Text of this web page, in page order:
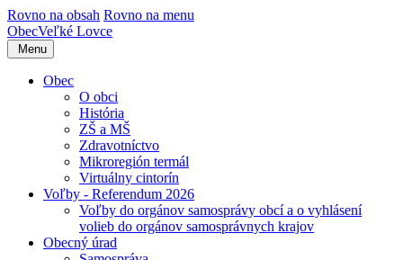
Rovno na obsah Rovno na menu
ObecVeľké Lovce
Menu
Obec
O obci
História
ZŠ a MŠ
Zdravotníctvo
Mikroregión termál
Virtuálny cintorín
Voľby - Referendum 2026
Voľby do orgánov samosprávy obcí a o vyhlásení
volieb do orgánov samosprávnych krajov
Obecný úrad